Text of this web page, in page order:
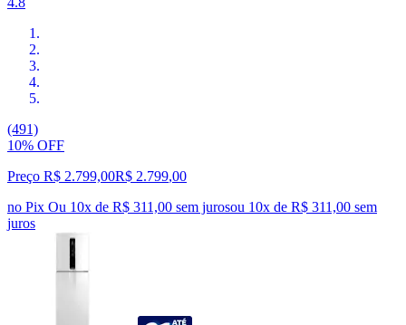
(491)
10% OFF
Preço R$ 2.799,00R$ 2.799,00
no Pix Ou 10x de R$ 311,00 sem jurosou 10x de R$ 311,00 sem
juros